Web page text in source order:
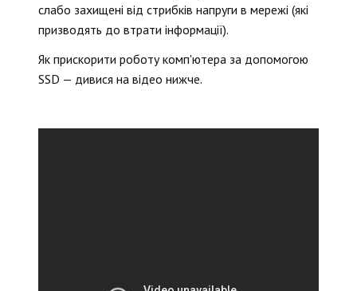
слабо захищені від стрибків напруги в мережі (які
призводять до втрати інформації).
Як прискорити роботу комп'ютера за допомогою
SSD — дивися на відео нижче.